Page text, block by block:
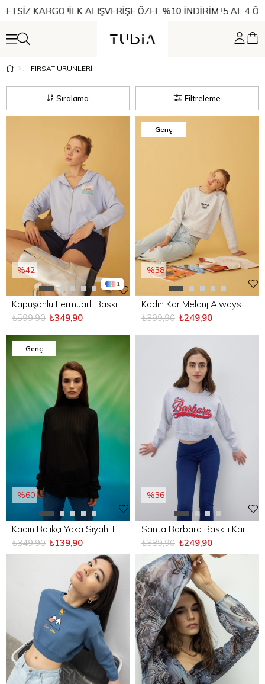
KARGO !İLK ALIŞVERİŞE ÖZEL %10 İNDİRİM !5 AL 4 ÖDE
FIRSAT ÜRÜNLERİ
Filtreleme
Sıralama
1
%42
Kapüşonlu Fermuarlı Baskı Detaylı Sweatshirt
₺349,90
₺599,90
%38
Kadın Kar Melanj Always You Baskılı Kısa Sweatshirt
₺249,90
₺399,90
Genç
%60
Kadın Balıkçı Yaka Siyah T-Shirt
₺139,90
₺349,90
Genç
%36
Santa Barbara Baskılı Kar Melanj Şardonlu Crop Sweatshirt
₺249,90
₺389,90